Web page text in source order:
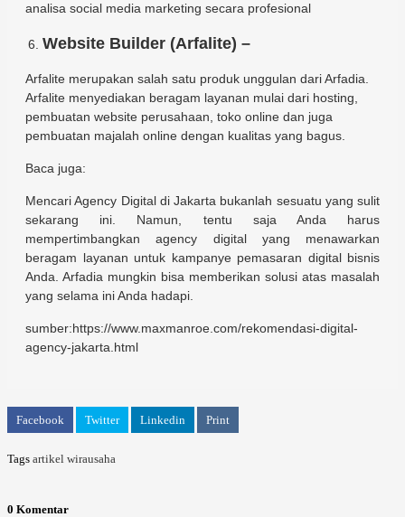
analisa social media marketing secara profesional
Website Builder (Arfalite) –
Arfalite merupakan salah satu produk unggulan dari Arfadia.
Arfalite menyediakan beragam layanan mulai dari hosting,
pembuatan website perusahaan, toko online dan juga
pembuatan majalah online dengan kualitas yang bagus.
Baca juga:
Mencari Agency Digital di Jakarta bukanlah sesuatu yang sulit
sekarang ini. Namun, tentu saja Anda harus
mempertimbangkan agency digital yang menawarkan
beragam layanan untuk kampanye pemasaran digital bisnis
Anda. Arfadia mungkin bisa memberikan solusi atas masalah
yang selama ini Anda hadapi.
sumber:https://www.maxmanroe.com/rekomendasi-digital-
agency-jakarta.html
Facebook Twitter Linkedin Print
Tags artikel wirausaha
0 Komentar